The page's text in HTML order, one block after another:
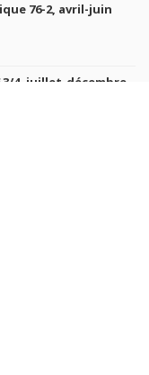
76-2, avril-juin
3/4, juillet-décembre